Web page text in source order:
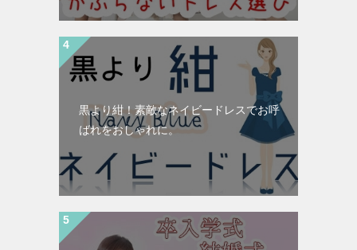
黒より紺！素敵なネイビードレスでお呼
ばれをおしゃれに。